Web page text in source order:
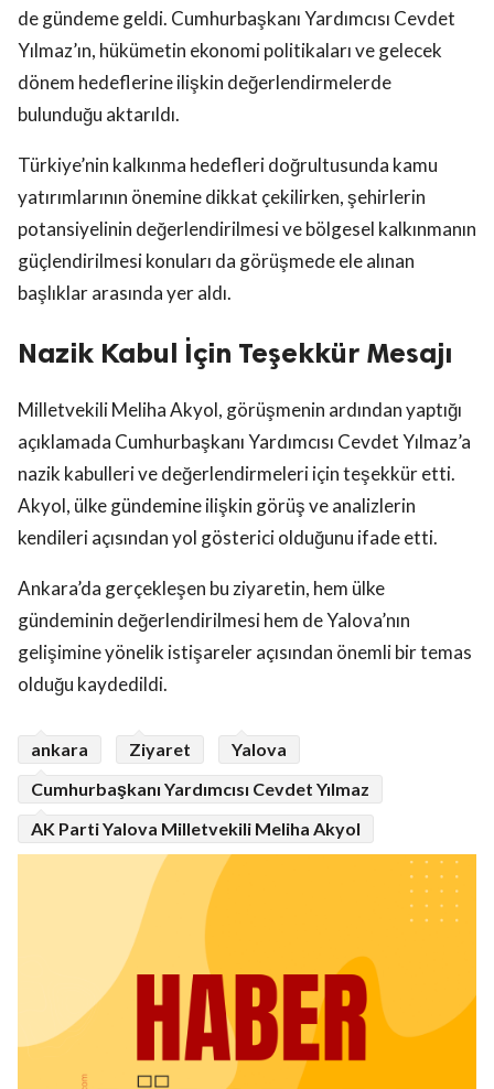
de gündeme geldi. Cumhurbaşkanı Yardımcısı Cevdet
Yılmaz’ın, hükümetin ekonomi politikaları ve gelecek
dönem hedeflerine ilişkin değerlendirmelerde
bulunduğu aktarıldı.
Türkiye’nin kalkınma hedefleri doğrultusunda kamu
yatırımlarının önemine dikkat çekilirken, şehirlerin
potansiyelinin değerlendirilmesi ve bölgesel kalkınmanın
güçlendirilmesi konuları da görüşmede ele alınan
başlıklar arasında yer aldı.
Nazik Kabul İçin Teşekkür Mesajı
Milletvekili Meliha Akyol, görüşmenin ardından yaptığı
açıklamada Cumhurbaşkanı Yardımcısı Cevdet Yılmaz’a
nazik kabulleri ve değerlendirmeleri için teşekkür etti.
Akyol, ülke gündemine ilişkin görüş ve analizlerin
kendileri açısından yol gösterici olduğunu ifade etti.
Ankara’da gerçekleşen bu ziyaretin, hem ülke
gündeminin değerlendirilmesi hem de Yalova’nın
gelişimine yönelik istişareler açısından önemli bir temas
olduğu kaydedildi.
ankara Ziyaret
Yalova
Cumhurbaşkanı Yardımcısı Cevdet Yılmaz
AK Parti Yalova Milletvekili Meliha Akyol